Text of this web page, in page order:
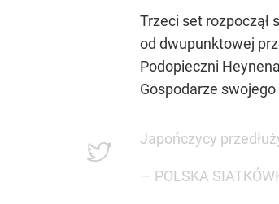
Trzeci set rozpoczął
od dwupunktowej
Podopieczni
Gospodarze
Japończycy
— POLSKA